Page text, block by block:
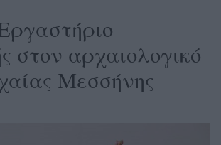
στον αρχαιολογικό
Μεσσήνης